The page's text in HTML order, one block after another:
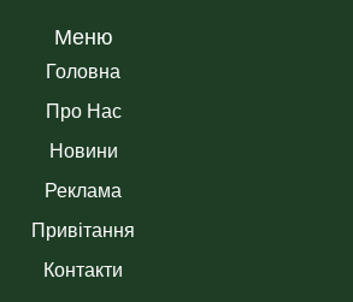
Меню
Головна
Про Нас
Новини
Реклама
Привітання
Контакти